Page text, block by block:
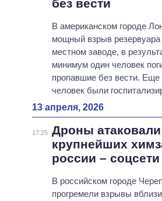
без вести
В американском городе
мощный взрыв резервуара
местном заводе, в
минимум один человек
пропавшие без вести. Еще
человек были
13 апреля, 2026
17:25 Дроны
крупнейших
россии – соцсети
В российском городе
прогремели взрывы